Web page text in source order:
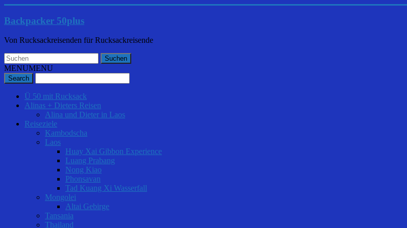
Backpacker 50plus
Von Rucksackreisenden für Rucksackreisende
MENUMENU
Ü 50 mit Rucksack
Alinas + Dieters Reisen
Alina und Dieter in Laos
Reiseziele
Kambodscha
Laos
Huay Xai Gibbon Experience
Luang Prabang
Nong Kiao
Phonsavan
Tad Kuang Xi Wasserfall
Mongolei
Altai Gebirge
Tansania
Thailand